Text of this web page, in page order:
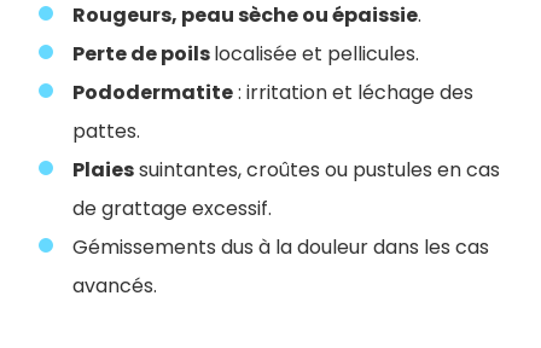
Rougeurs, peau sèche ou épaissie.
Perte de poilslocalisée et pellicules.
Pododermatite: irritation et léchage des
pattes.
Plaiessuintantes, croûtes ou pustules en cas
de grattage excessif.
Gémissements dus à la douleur dans les cas
avancés.